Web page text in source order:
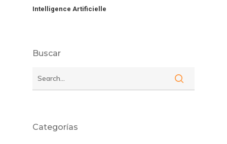
Intelligence Artificielle
Buscar
Categorías